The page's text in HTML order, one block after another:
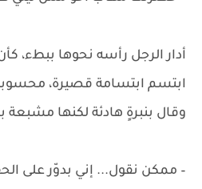
أدار الرجل رأسه نحوها ببطء،
ابتسم ابتسامة قصيرة،
وقال بنبرةٍ هادئة لكنها مشبعة
– ممكن نقول... إني بدوّر على